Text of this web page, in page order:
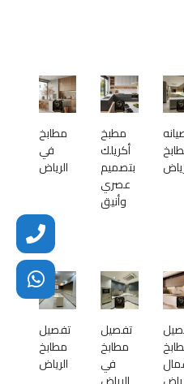
مطبخ
أكريلك
بتصميم
عصري
وأنيق
مطابخ
في
الرياض
تفصيل
مطابخ
في
تفصيل
مطابخ
الرياض